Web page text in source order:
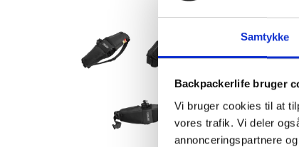
Samtykke
Backpackerlife bruger
Vi bruger cookies til at
vores trafik. Vi deler
annonceringspartnere